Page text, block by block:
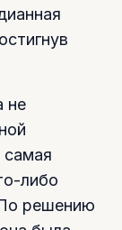
не
самая
либо
решению